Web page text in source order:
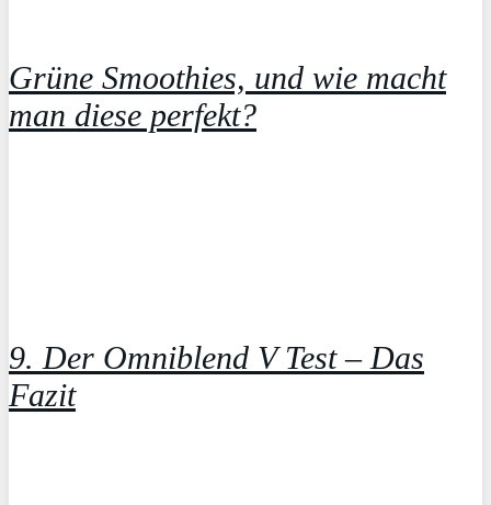
Grüne Smoothies, und wie macht
man diese perfekt?
9. Der Omniblend V Test – Das
Fazit